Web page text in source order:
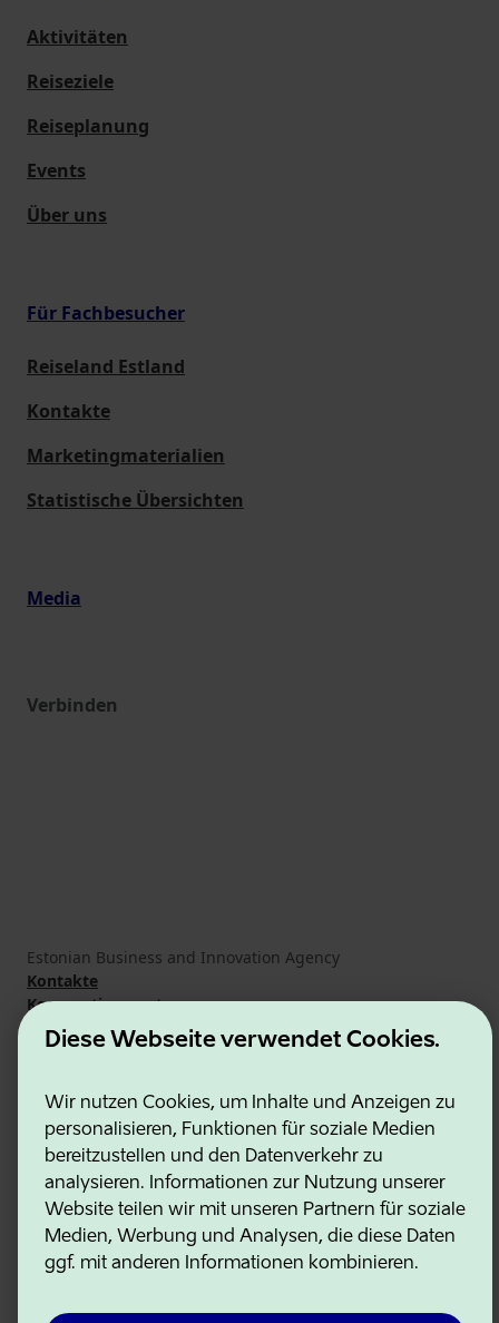
Diese Webseite verwendet Cookies.
Wir nutzen Cookies, um Inhalte und Anzeigen zu
personalisieren, Funktionen für soziale Medien
bereitzustellen und den Datenverkehr zu
analysieren. Informationen zur Nutzung unserer
Website teilen wir mit unseren Partnern für soziale
Medien, Werbung und Analysen, die diese Daten
ggf. mit anderen Informationen kombinieren.
Aktivitäten
Reiseziele
Reiseplanung
Events
Über uns
Für Fachbesucher
Reiseland Estland
Kontakte
Marketingmaterialien
Statistische Übersichten
Media
Verbinden
Estonian Business and Innovation Agency
Kontakte
Kooperationspartner
Nutzungsbedingungen
Cookie- und Datenschutzrichtlinie